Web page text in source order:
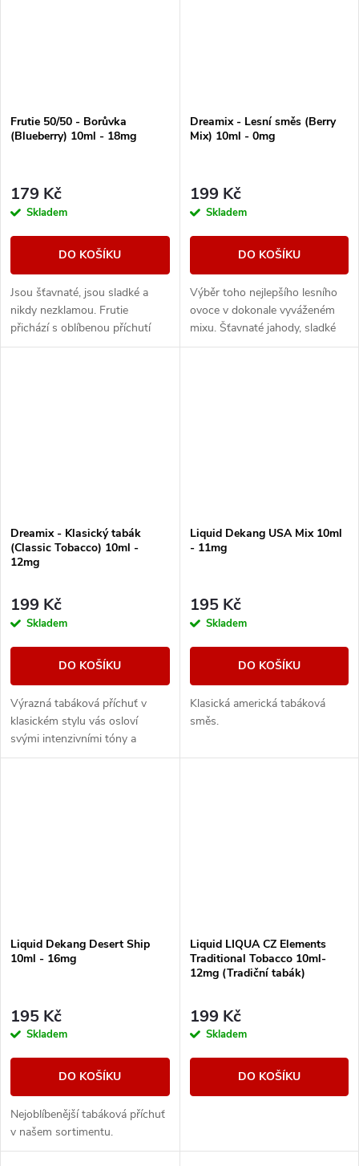
Frutie 50/50 - Borůvka
(Blueberry) 10ml - 18mg
179 Kč
Skladem
DO KOŠÍKU
Jsou šťavnaté, jsou sladké a
nikdy nezklamou. Frutie
přichází s oblíbenou příchutí
borůvek, která vám prostě
Dreamix - Lesní směs (Berry
Mix) 10ml - 0mg
199 Kč
Skladem
DO KOŠÍKU
Výběr toho nejlepšího lesního
ovoce v dokonale vyváženém
mixu. Šťavnaté jahody, sladké
maliny nebo vyzrálé borůvky, to
Dreamix - Klasický tabák
(Classic Tobacco) 10ml -
12mg
199 Kč
Skladem
DO KOŠÍKU
Výrazná tabáková příchuť v
klasickém stylu vás osloví
svými intenzivními tóny a
dřevitou dochutí.
Liquid Dekang USA Mix 10ml
- 11mg
195 Kč
Skladem
DO KOŠÍKU
Klasická americká tabáková
směs.
Liquid Dekang Desert Ship
10ml - 16mg
195 Kč
Skladem
DO KOŠÍKU
Nejoblíbenější tabáková příchuť
v našem sortimentu.
Liquid LIQUA CZ Elements
Traditional Tobacco 10ml-
12mg (Tradiční tabák)
199 Kč
Skladem
DO KOŠÍKU